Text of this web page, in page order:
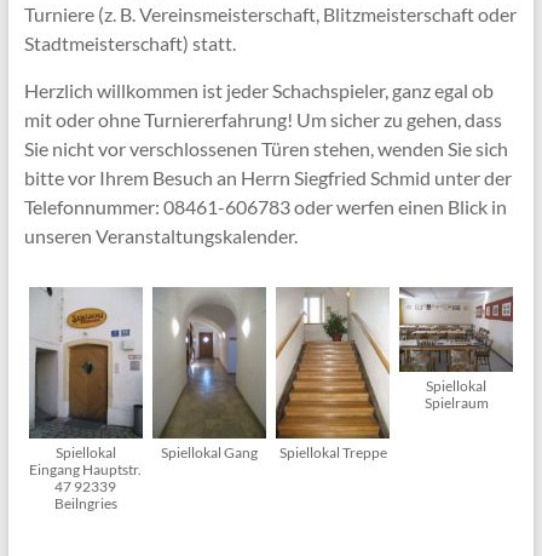
Turniere (z. B. Vereinsmeisterschaft, Blitzmeisterschaft oder
Stadtmeisterschaft) statt.
Herzlich willkommen ist jeder Schachspieler, ganz egal ob
mit oder ohne Turniererfahrung! Um sicher zu gehen, dass
Sie nicht vor verschlossenen Türen stehen, wenden Sie sich
bitte vor Ihrem Besuch an Herrn Siegfried Schmid unter der
Telefonnummer: 08461-606783 oder werfen einen Blick in
unseren Veranstaltungskalender.
Spiellokal
Eingang Hauptstr.
47 92339
Beilngries
Spiellokal Gang Spiellokal Treppe
Spiellokal
Spielraum